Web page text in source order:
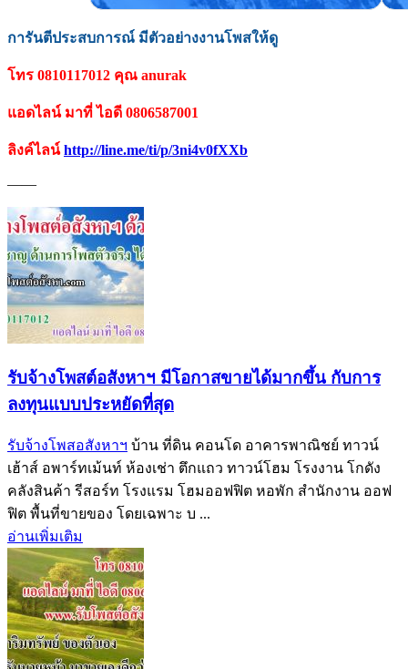
การันตีประสบการณ์ มีตัวอย่างงานโพสให้ดู
โทร 0810117012 คุณ anurak
แอดไลน์ มาที่ ไอดี 0806587001
ลิงค์ไลน์http://line.me/ti/p/3ni4v0fXXb
——
รับจ้างโพสต์อสังหาฯ มีโอกาสขายได้มากขึ้น กับการ
ลงทุนแบบประหยัดที่สุด
รับจ้างโพสอสังหาฯ บ้าน ที่ดิน คอนโด อาคารพาณิชย์ ทาวน์
เฮ้าส์ อพาร์ทเม้นท์ ห้องเช่า ตึกแถว ทาวน์โฮม โรงงาน โกดัง
คลังสินค้า รีสอร์ท โรงแรม โฮมออฟฟิต หอพัก สำนักงาน ออฟ
ฟิต พื้นที่ขายของ โดยเฉพาะ บ ...
อ่านเพิ่มเติม